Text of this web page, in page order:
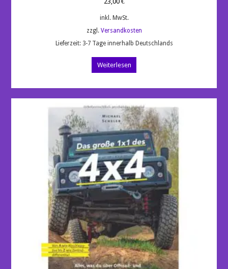
inkl. MwSt.
zzgl. Versandkosten
Lieferzeit: 3-7 Tage innerhalb Deutschlands
Weiterlesen